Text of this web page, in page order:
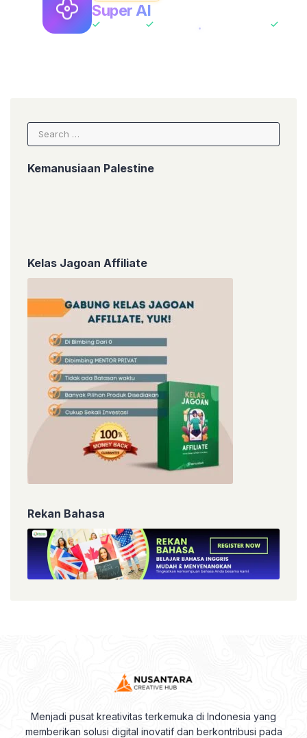
Super AI
Search
for:
Kemanusiaan Palestine
Kelas Jagoan Affiliate
Rekan Bahasa
Menjadi pusat kreativitas terkemuka di Indonesia yang
memberikan solusi digital inovatif dan berkontribusi pada